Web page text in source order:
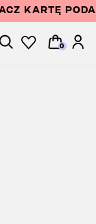
KARTĘ
0